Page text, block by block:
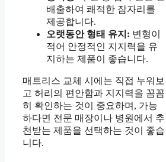
배출하여 쾌적한 잠자리를
제공합니다.
오랫동안 형태 유지: 변형이
적어 안정적인 지지력을 유
지하는 제품이 좋습니다.
매트리스 교체 시에는 직접 누워보
고 허리의 편안함과 지지력을 꼼꼼
히 확인하는 것이 중요하며, 가능
하다면 전문 매장이나 병원에서 추
천받는 제품을 선택하는 것이 좋습
니다.